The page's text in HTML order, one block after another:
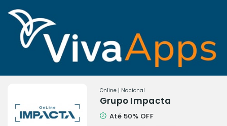
Online | Nacional
Grupo Impacta
Até 50% OFF